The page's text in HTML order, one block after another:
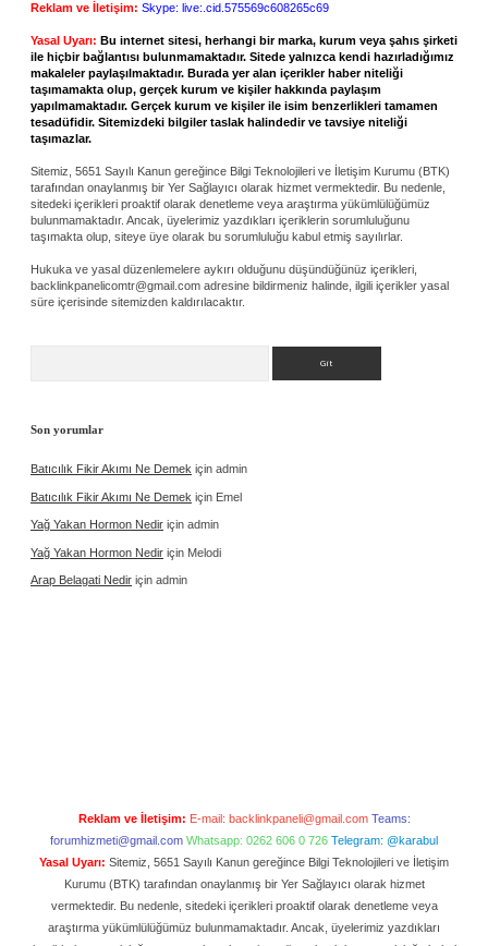
Reklam ve İletişim: Skype: live:.cid.575569c608265c69
Yasal Uyarı: Bu internet sitesi, herhangi bir marka, kurum veya şahıs şirketi
ile hiçbir bağlantısı bulunmamaktadır. Sitede yalnızca kendi hazırladığımız
makaleler paylaşılmaktadır. Burada yer alan içerikler haber niteliği
taşımamakta olup, gerçek kurum ve kişiler hakkında paylaşım
yapılmamaktadır. Gerçek kurum ve kişiler ile isim benzerlikleri tamamen
tesadüfidir. Sitemizdeki bilgiler taslak halindedir ve tavsiye niteliği
taşımazlar.
Sitemiz, 5651 Sayılı Kanun gereğince Bilgi Teknolojileri ve İletişim Kurumu (BTK)
tarafından onaylanmış bir Yer Sağlayıcı olarak hizmet vermektedir. Bu nedenle,
sitedeki içerikleri proaktif olarak denetleme veya araştırma yükümlülüğümüz
bulunmamaktadır. Ancak, üyelerimiz yazdıkları içeriklerin sorumluluğunu
taşımakta olup, siteye üye olarak bu sorumluluğu kabul etmiş sayılırlar.
Hukuka ve yasal düzenlemelere aykırı olduğunu düşündüğünüz içerikleri,
backlinkpanelicomtr@gmail.com adresine bildirmeniz halinde, ilgili içerikler yasal
süre içerisinde sitemizden kaldırılacaktır.
Son yorumlar
Batıcılık Fikir Akımı Ne Demek için admin
Batıcılık Fikir Akımı Ne Demek için Emel
Yağ Yakan Hormon Nedir için admin
Yağ Yakan Hormon Nedir için Melodi
Arap Belagati Nedir için admin
Reklam ve İletişim: E-mail: backlinkpaneli@gmail.com Teams:
forumhizmeti@gmail.com Whatsapp: 0262 606 0 726 Telegram: @karabul
Yasal Uyarı: Sitemiz, 5651 Sayılı Kanun gereğince Bilgi Teknolojileri ve İletişim
Kurumu (BTK) tarafından onaylanmış bir Yer Sağlayıcı olarak hizmet
vermektedir. Bu nedenle, sitedeki içerikleri proaktif olarak denetleme veya
araştırma yükümlülüğümüz bulunmamaktadır. Ancak, üyelerimiz yazdıkları